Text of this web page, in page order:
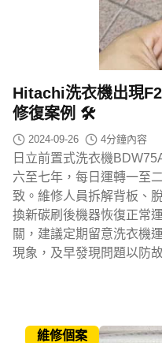
Hitachi洗衣機出現
修復案例 🛠️
2024-09-26 4分鐘內容
日立前置式洗衣機
六至七年，每日運轉一至
致。維修人員拆解背板、
換新碳刷後機器恢復正常
關，建議定期留意洗衣機
現象，及早發現問題以防
維修個案